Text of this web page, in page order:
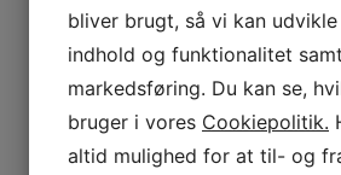
af fodterapeutskolerne.
Som en del af den ceremonielle
studerende til færdiguddannet er
tradition, at formanden for
dimissionen overrækker
bliver brugt, så vi kan
indhold og funktionalitet
markedsføring. Du kan se,
bruger i vores Cookiepolitik.
altid mulighed for at til- og